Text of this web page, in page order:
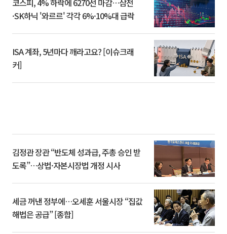
코스피, 4% 하락에 6270선 마감…삼전
·SK하닉 '와르르' 각각 6%·10%대 급락
ISA 계좌, 5년마다 깨라고요? [이슈크래
커]
김정관 장관 “반도체 성과급, 주총 승인 받
도록”…상법·자본시장법 개정 시사
세금 꺼낸 정부에…오세훈 서울시장 “집값
해법은 공급” [종합]